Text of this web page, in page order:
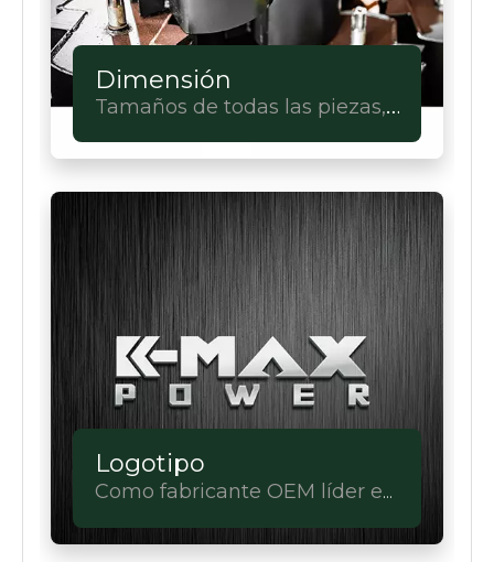
Dimensión
Tamaños de todas las piezas,
completa.
Logotipo
Como fabricante OEM líder en